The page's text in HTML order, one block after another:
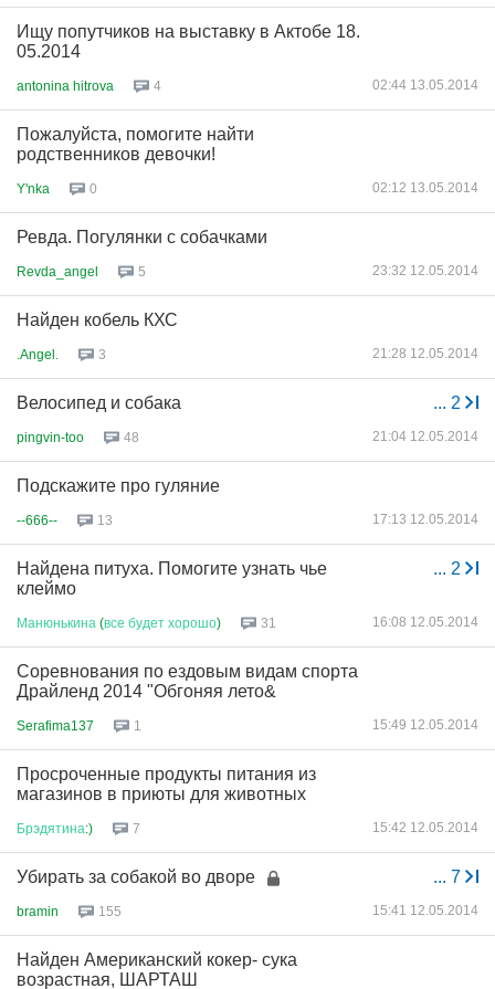
Ищу попутчиков на выставку в Актобе 18.
05.2014
antonina hitrova 4 02:44 13.05.2014
Пожалуйста, помогите найти
родственников девочки!
Y'nka 0 02:12 13.05.2014
Ревда. Погулянки с собачками
Revda_angel 5 23:32 12.05.2014
Найден кобель КХС
.Angel. 3 21:28 12.05.2014
... 2
Велосипед и собака
pingvin-too 48 21:04 12.05.2014
Подскажите про гуляние
--666-- 13 17:13 12.05.2014
... 2
Найдена питуха. Помогите узнать чье
клеймо
Манюнькина (все будет хорошо) 31 16:08 12.05.2014
Соревнования по ездовым видам спорта
Драйленд 2014 "Обгоняя лето&
Serafima137 1 15:49 12.05.2014
Просроченные продукты питания из
магазинов в приюты для животных
Брэдятина:) 7 15:42 12.05.2014
... 7
Убирать за собакой во дворе
bramin 155 15:41 12.05.2014
Найден Американский кокер- сука
возрастная, ШАРТАШ